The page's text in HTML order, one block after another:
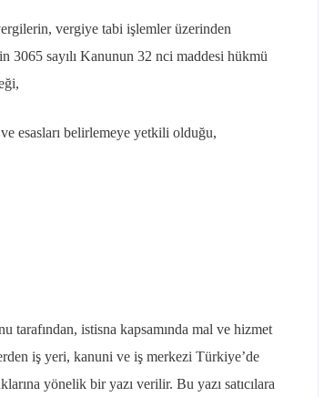
vergiye tabi işlemler üzerinden
sayılı Kanunun 32 nci maddesi hükmü
esasları belirlemeye yetkili olduğu,
tarafından, istisna kapsamında mal ve hizmet
iş yeri, kanuni ve iş merkezi Türkiye’de
yönelik bir yazı verilir. Bu yazı satıcılara